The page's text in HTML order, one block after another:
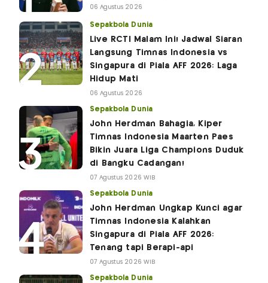
06 Agustus 2026
Sepakbola Dunia
Live RCTI Malam Ini! Jadwal Siaran
Langsung Timnas Indonesia vs
Singapura di Piala AFF 2026: Laga
Hidup Mati
06 Agustus 2026
Sepakbola Dunia
John Herdman Bahagia, Kiper
Timnas Indonesia Maarten Paes
Bikin Juara Liga Champions Duduk
di Bangku Cadangan!
07 Agustus 2026 WIB
Sepakbola Dunia
John Herdman Ungkap Kunci agar
Timnas Indonesia Kalahkan
Singapura di Piala AFF 2026:
Tenang tapi Berapi-api
07 Agustus 2026 WIB
Sepakbola Dunia